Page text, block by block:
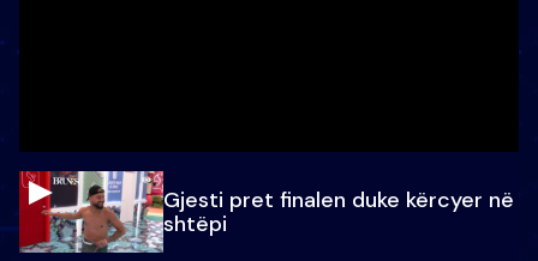
Gjesti pret finalen duke kërcyer në
shtëpi